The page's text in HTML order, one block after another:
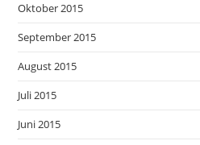
Oktober 2015
September 2015
August 2015
Juli 2015
Juni 2015